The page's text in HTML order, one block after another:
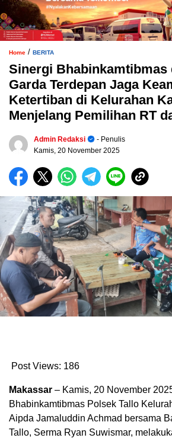
Home / BERITA
Sinergi Bhabinkamtibmas
Garda Terdepan Jaga
Ketertiban di Kelurahan
Menjelang Pemilihan RT
Admin Redaksi
- Penulis
Kamis, 20 November 2025
Post Views: 186
Makassar – Kamis, 20 November
Bhabinkamtibmas Polsek Tallo
Aipda Jamaluddin Achmad bersama
Tallo, Serma Ryan Suwismar,